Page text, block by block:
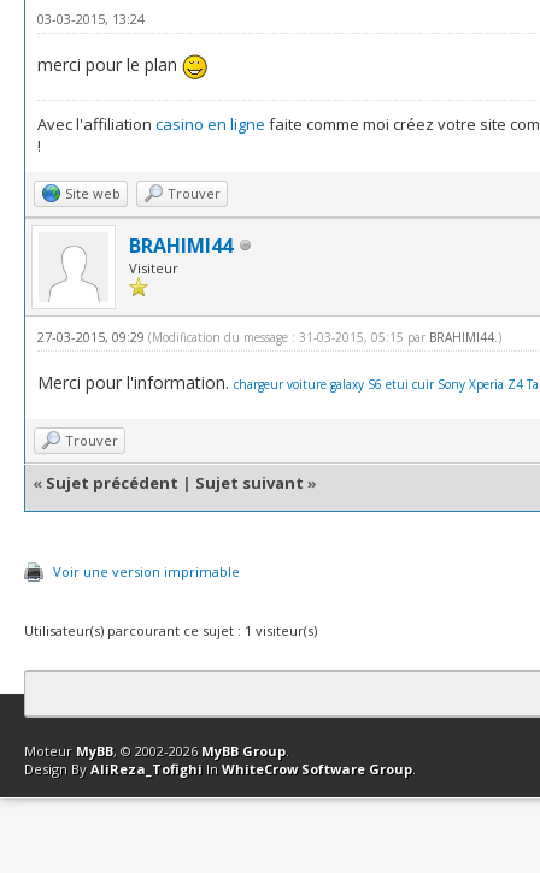
03-03-2015, 13:24
merci pour le plan
Avec l'affiliation casino en ligne faite comme moi créez votre site
!
Site web Trouver
BRAHIMI44
Visiteur
27-03-2015, 09:29 (Modification du message : 31-03-2015, 05:15 par BRAHIMI44 .)
Merci pour l'information. chargeur voiture galaxy S6 etui cuir Sony Xperia Z4
Trouver
« Sujet précédent | Sujet suivant »
Voir une version imprimable
Utilisateur(s) parcourant ce sujet : 1 visiteur(s)
Contact Club Affiliation Retourner en haut Version bas-débit
Moteur MyBB, © 2002-2026 MyBB Group.
Design By AliReza_Tofighi In WhiteCrow Software Group.